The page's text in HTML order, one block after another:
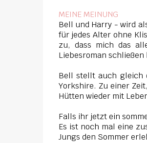
MEINE MEINUNG
Bell und Harry - wird
für jedes Alter ohne
zu, dass mich das
Liebesroman
Bell stellt auch gleich
Yorkshire. Zu einer
Hütten wieder mit
Falls ihr jetzt ein
Es ist noch mal eine
Jungs den Sommer